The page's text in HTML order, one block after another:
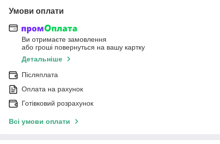
Умови оплати
Ви отримаєте замовлення
або гроші повернуться на вашу картку
Детальніше
Післяплата
Оплата на рахунок
Готівковий розрахунок
Всі умови оплати